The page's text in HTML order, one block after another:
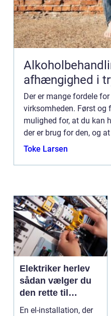
afhængighed i
Der er mange fordele
virksomheden. Først og
mulighed for, at du kan
der er brug for den, og
afskedige folk, når der
Toke Larsen
Elektriker herlev
sådan vælger du
den rette til
opgaven
En el-installation, der